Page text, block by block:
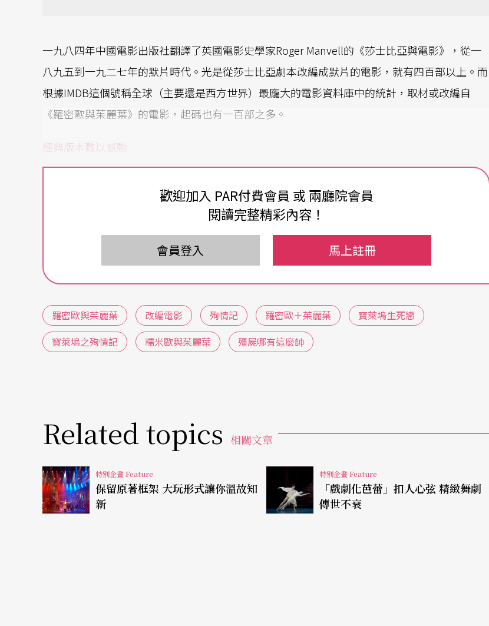
一九八四年中國電影出版社翻譯了英國電影史學家Roger Manvell的《莎士比亞與電影》，從一
八九五到一九二七年的默片時代。光是從莎士比亞劇本改編成默片的電影，就有四百部以上。而
根據IMDB這個號稱全球（主要還是西方世界）最龐大的電影資料庫中的統計，取材或改編自
《羅密歐與茱麗葉》的電影，起碼也有一百部之多。
經典版本難以撼動
其中最知名的，一九五四年拿下威尼斯影展金獅獎，義大利導演雷納多．卡斯特拉尼（Renato C
astellani）的《殉情記》，是繼一九四八年勞倫斯．奧立佛拿下威尼斯影展大獎的《王子復仇
記》、一九五二年坎城大獎得主奧森．威爾斯的《奧賽羅》後，再一部在國際影展獲得青睞的莎
，從攝影、場景到服裝，所有細節都嘗試去捕捉文藝復興年代的繪畫風格，考證十六
世紀的樣貌。一直要到一九六七年義大利導演柴菲雷利（Franco Zeffirelli）重拍的《殉情記》，
才讓這部頂著威尼斯金獅獎光環的舊片黯然失色。
柴菲雷利這個版本入圍了第四十一屆奧斯卡最佳影片與最佳導演等四項，但最後只抱走最佳服裝
設計及最佳攝影兩個獎，即使在國際影展沒有太大斬獲，但仍被視為是影史中的經典，原因無
的一見鍾情，為愛殉情，成為理所當然，讓莎翁的情詩也淪為配角，光藉由兩人長相，讓過往三
百多年的想像成形，給未來的演員最完美的典範。
同時這片的配樂找來Nino Rota，也是費里尼、維斯康堤、科波拉《教父》的電影配樂，《殉情
記》中的主題曲〈What Is a Youth?〉及其他配樂，動聽的音樂催化動人的愛情，奠定影史中不朽
歡迎加入 PAR付費會員 或 兩廳院會員
閱讀完整精彩內容！
會員登入 馬上註冊
羅密歐與茱麗葉 改編電影 殉情記 羅密歐＋茱麗葉
寶萊塢生死戀
寶萊塢之殉情記
糯米歐與茱麗葉 殭屍哪有這麼帥
Related topics 相關文章
特別企畫 Feature
保留原著框架 大玩形式讓你溫故知
新
特別企畫 Feature
「戲劇化芭蕾」扣人心弦 精緻舞劇
傳世不衰